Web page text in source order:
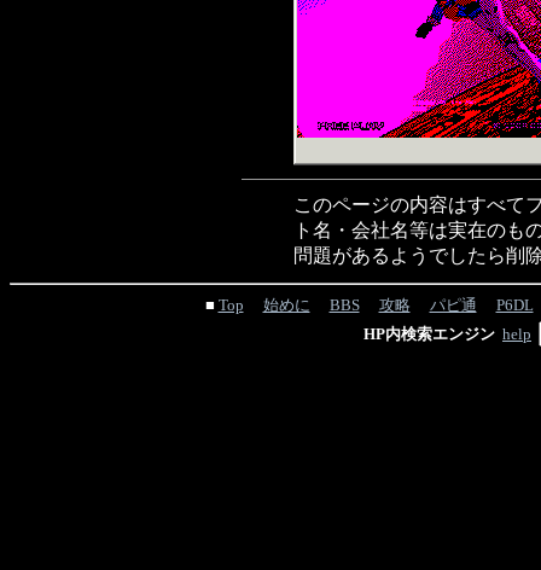
このページの内容はすべて
ト名・会社名等は実在のも
問題があるようでしたら削
■ Top 始めに BBS 攻略 パピ通
P6DL
HP内検索エンジン help